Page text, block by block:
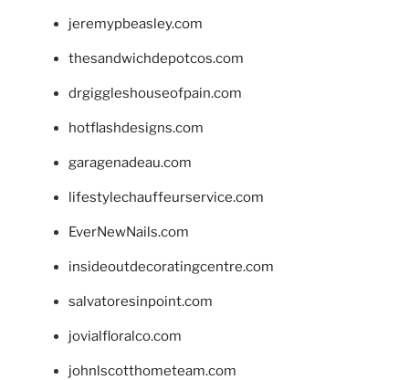
jeremypbeasley.com
thesandwichdepotcos.com
drgiggleshouseofpain.com
hotflashdesigns.com
garagenadeau.com
lifestylechauffeurservice.com
EverNewNails.com
insideoutdecoratingcentre.com
salvatoresinpoint.com
jovialfloralco.com
johnlscotthometeam.com